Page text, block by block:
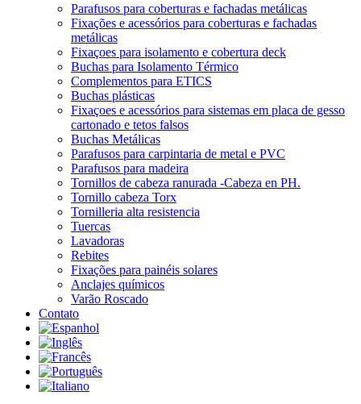
Parafusos para coberturas e fachadas metálicas
Fixações e acessórios para coberturas e fachadas
metálicas
Fixaçoes para isolamento e cobertura deck
Buchas para Isolamento Térmico
Complementos para ETICS
Buchas plásticas
Fixaçoes e acessórios para sistemas em placa de gesso
cartonado e tetos falsos
Buchas Metálicas
Parafusos para carpintaria de metal e PVC
Parafusos para madeira
Tornillos de cabeza ranurada -Cabeza en PH.
Tornillo cabeza Torx
Tornilleria alta resistencia
Tuercas
Lavadoras
Rebites
Fixações para painéis solares
Anclajes químicos
Varão Roscado
Contato